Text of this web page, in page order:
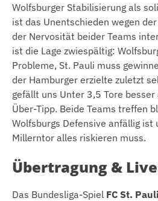
Wolfsburger Stabilisierung als
ist das Unentschieden wegen
der Nervosität beider Teams
ist die Lage zwiespältig:
Probleme, St. Pauli muss
der Hamburger erzielte zuletzt
gefällt uns Unter 3,5 Tore
Über-Tipp. Beide Teams treffen
Wolfsburgs Defensive anfällig ist
Millerntor alles riskieren muss.
Übertragung &
Das Bundesliga-Spiel FC St.